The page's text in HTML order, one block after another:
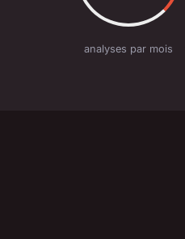
analyses par mois